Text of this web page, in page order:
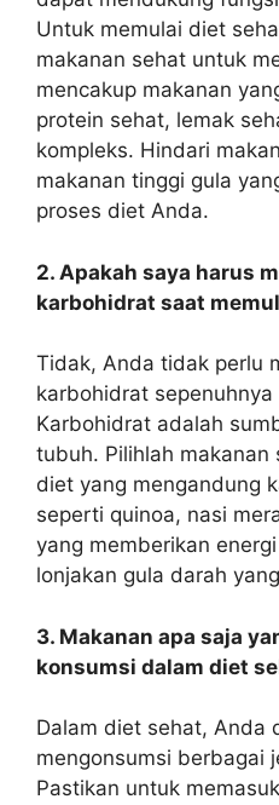
Untuk memulai diet
makanan sehat untuk
mencakup makanan
protein sehat, lemak
kompleks. Hindari
makanan tinggi gula
proses diet Anda.
2. Apakah saya harus
karbohidrat saat
Tidak, Anda tidak perlu
karbohidrat
Karbohidrat adalah
tubuh. Pilihlah makanan
diet yang mengandung
seperti quinoa, nasi
yang memberikan
lonjakan gula darah
3. Makanan apa saja
konsumsi dalam diet
Dalam diet sehat, Anda
mengonsumsi berbagai
Pastikan untuk